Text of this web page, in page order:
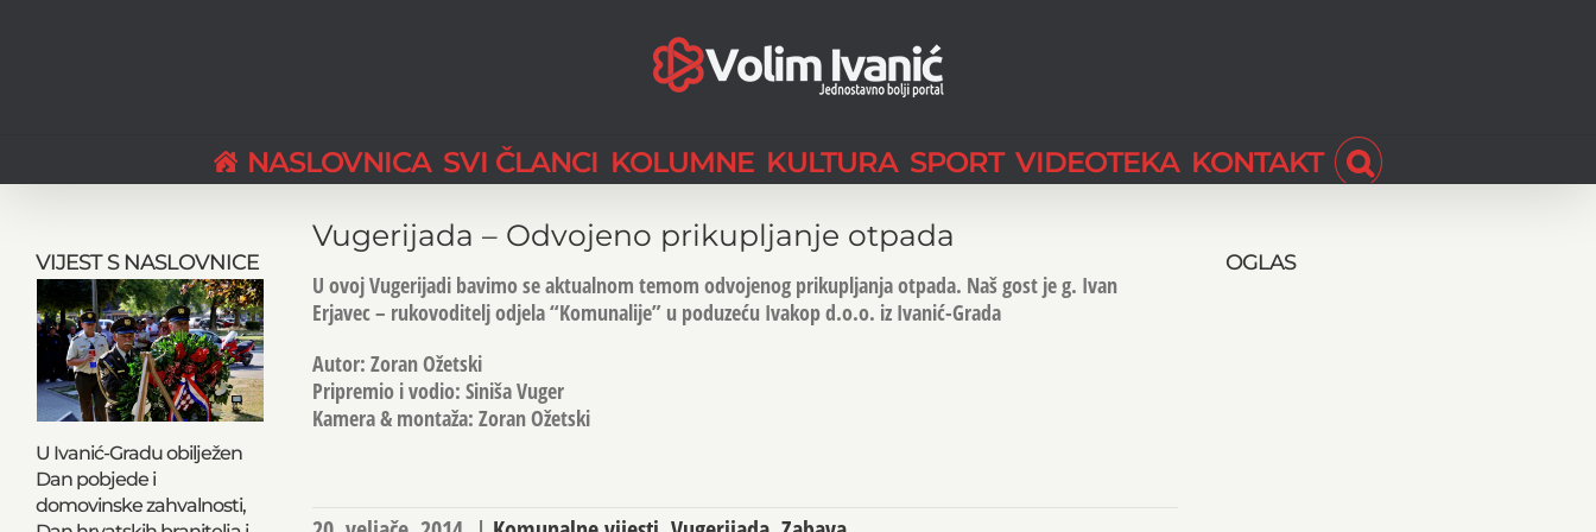
NASLOVNICA SVI ČLANCI KOLUMNE KULTURA SPORT VIDEOTEKA KONTAKT
Vugerijada – Odvojeno prikupljanje otpada
U ovoj Vugerijadi bavimo se aktualnom temom odvojenog prikupljanja otpada. Naš gost je g. Ivan
Erjavec – rukovoditelj odjela “Komunalije” u poduzeću Ivakop d.o.o. iz Ivanić-Grada
Autor: Zoran Ožetski
Pripremio i vodio: Siniša Vuger
Kamera & montaža: Zoran Ožetski
VIJEST S NASLOVNICE
U Ivanić-Gradu obilježen
Dan pobjede i
domovinske zahvalnosti,
OGLAS